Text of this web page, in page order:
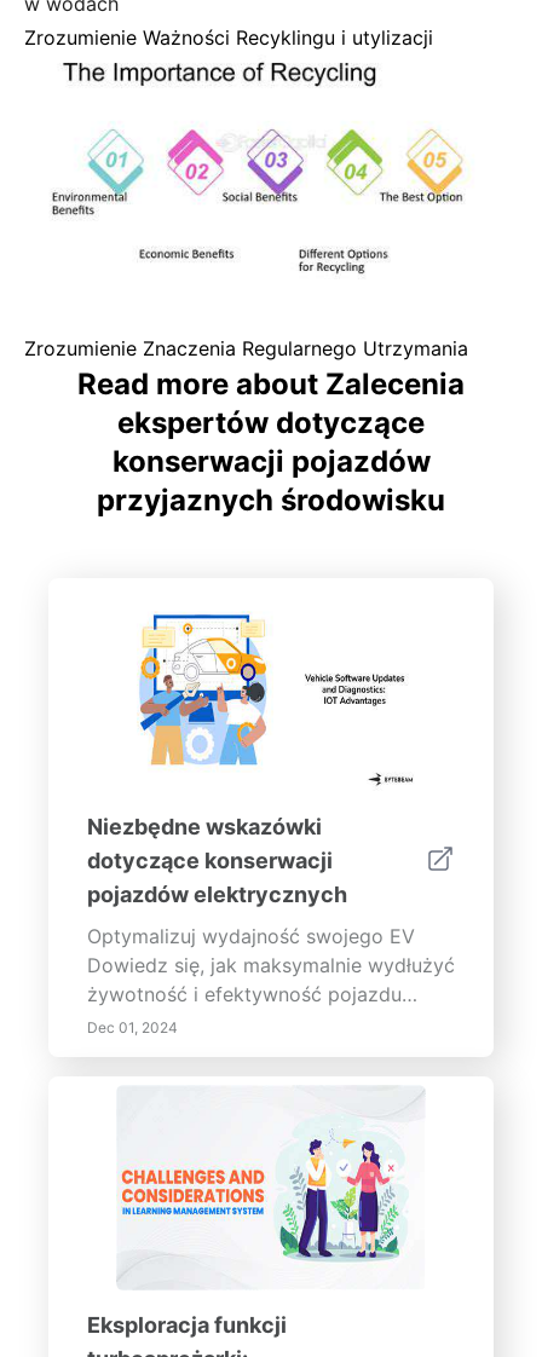
Zrozumienie Ważności Recyklingu i utylizacji
Zrozumienie Znaczenia Regularnego Utrzymania
Read more about Zalecenia
ekspertów dotyczące
konserwacji pojazdów
przyjaznych środowisku
Niezbędne wskazówki
dotyczące konserwacji
pojazdów elektrycznych
Optymalizuj wydajność swojego EV
Dowiedz się, jak maksymalnie wydłużyć
żywotność i efektywność pojazdu
elektrycznego (EV) dzięki podstawowej
pielęgnacji baterii, konserwacji opon,
utrzymaniu układu hamulcowego i
aktualizacjom oprogramowania. Ten
kompleksowy przewodnik omawia
złożoność chemii baterii, najlepsze
praktyki ładowania oraz znaczenie
regularnych kontroli konserwacyjnych.
Dowiedz się, jak dbać o opony w celu
zapewnienia bezpieczeństwa i
wydajności, zrozum komponenty
układu hamulcowego, rozpoznać
Dec 01, 2024
Eksploracja funkcji